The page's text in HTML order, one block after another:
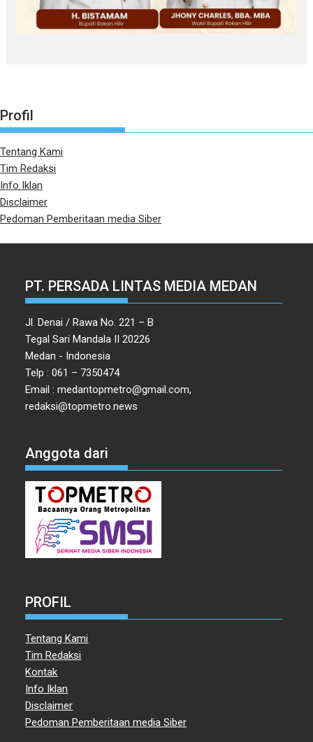
Profil
Tentang Kami
Tim Redaksi
Info Iklan
Disclaimer
Pedoman Pemberitaan media Siber
PT. PERSADA LINTAS MEDIA MEDAN
Jl. Denai / Rawa No. 221 – B
Tegal Sari Mandala II 20226
Medan - Indonesia
Telp : 061 – 7350474
Email : medantopmetro@gmail.com,
redaksi@topmetro.news
Anggota dari
PROFIL
Tentang Kami
Tim Redaksi
Kontak
Info Iklan
Disclaimer
Pedoman Pemberitaan media Siber